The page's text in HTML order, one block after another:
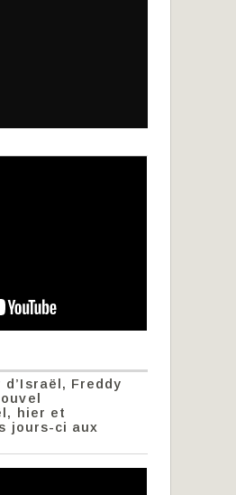
d’Israël, Freddy
hier et
jours-ci aux